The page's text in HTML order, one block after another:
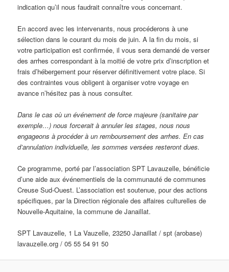
indication qu’il nous faudrait connaître vous concernant.
En accord avec les intervenants, nous procéderons à une
sélection dans le courant du mois de juin. A la fin du mois, si
votre participation est confirmée, il vous sera demandé de verser
des arrhes correspondant à la moitié de votre prix d’inscription et
frais d’hébergement pour réserver définitivement votre place. Si
des contraintes vous obligent à organiser votre voyage en
avance n’hésitez pas à nous consulter.
Dans le cas où un événement de force majeure (sanitaire par
exemple…) nous forcerait à annuler les stages, nous nous
engageons à procéder à un remboursement des arrhes. En cas
d’annulation individuelle, les sommes versées resteront dues.
Ce programme, porté par l’association SPT Lavauzelle, bénéficie
d’une aide aux événementiels de la communauté de communes
Creuse Sud-Ouest. L’association est soutenue, pour des actions
spécifiques, par la Direction régionale des affaires culturelles de
Nouvelle-Aquitaine, la commune de Janaillat.
SPT Lavauzelle, 1 La Vauzelle, 23250 Janaillat / spt (arobase)
lavauzelle.org / 05 55 54 91 50